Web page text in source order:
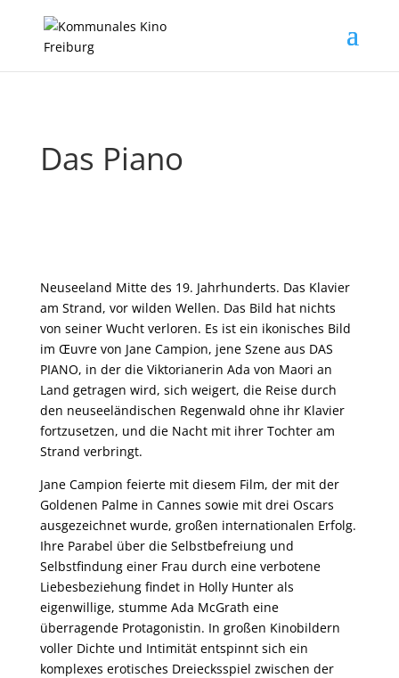
Das Piano
Neuseeland Mitte des 19. Jahrhunderts. Das Klavier
am Strand, vor wilden Wellen. Das Bild hat nichts
von seiner Wucht verloren. Es ist ein ikonisches Bild
im Œuvre von ­Jane ­Campion, jene Szene aus DAS
PIANO, in der die Viktorianerin Ada von Maori an
Land getragen wird, sich weigert, die Reise durch
den neuseeländischen Regenwald ohne ihr Klavier
fortzusetzen, und die Nacht mit ihrer Tochter am
Strand verbringt.
Jane Campion feierte mit diesem Film, der mit der
Goldenen Palme in Cannes sowie mit drei Oscars
ausgezeichnet wurde, großen internationalen Erfolg.
Ihre Parabel über die Selbstbefreiung und
Selbstfindung einer Frau durch eine verbotene
Liebesbeziehung findet in Holly Hunter als
eigenwillige, stumme Ada McGrath eine
überragende Protagonistin. In großen Kinobildern
voller Dichte und Intimität entspinnt sich ein
komplexes erotisches Dreiecksspiel zwischen der